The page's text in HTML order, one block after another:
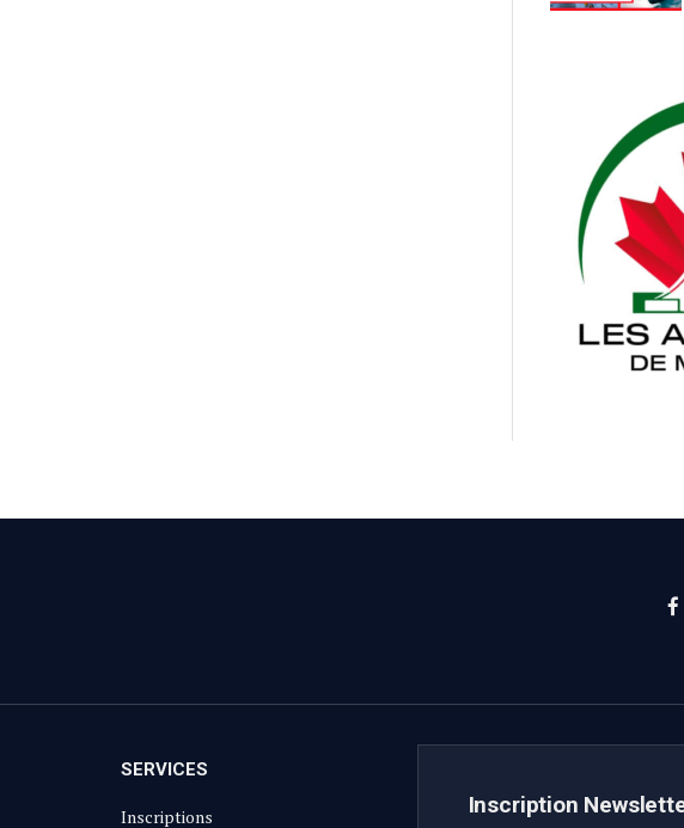
SERVICES
Inscriptions Inscription